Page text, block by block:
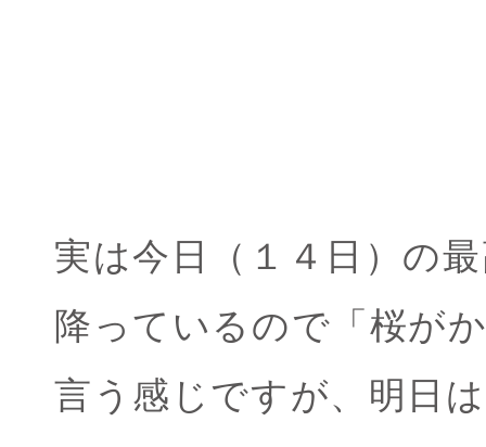
実は今日（１４日）の
降っているので「桜が
言う感じですが、明日